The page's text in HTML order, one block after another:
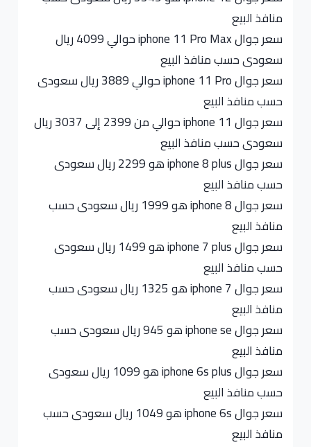
منافذ البيع
سعر جوال iphone 11 Pro Max حوالي 4099 ريال
سعودى حسب منافذ البيع
سعر جوال iphone 11 Pro حوالي 3889 ريال سعودى
حسب منافذ البيع
سعر جوال iphone 11 حوالي من 2399 إلى 3037 ريال
سعودى حسب منافذ البيع
سعر جوال iphone 8 plus هو 2299 ريال سعودى
حسب منافذ البيع
سعر جوال iphone 8 هو 1999 ريال سعودى حسب
منافذ البيع
سعر جوال iphone 7 plus هو 1499 ريال سعودى
حسب منافذ البيع
سعر جوال iphone 7 هو 1325 ريال سعودى حسب
منافذ البيع
سعر جوال iphone se هو 945 ريال سعودى حسب
منافذ البيع
سعر جوال iphone 6s plus هو 1099 ريال سعودى
حسب منافذ البيع
سعر جوال iphone 6s هو 1049 ريال سعودى حسب
منافذ البيع